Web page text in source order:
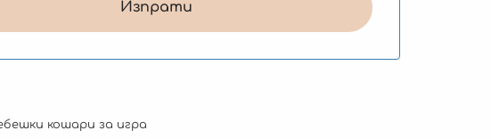
кошари за игра